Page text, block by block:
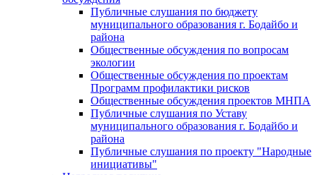
Публичные слушания по бюджету
муниципального образования г. Бодайбо и
района
Общественные обсуждения по вопросам
экологии
Общественные обсуждения по проектам
Программ профилактики рисков
Общественные обсуждения проектов МНПА
Публичные слушания по Уставу
муниципального образования г. Бодайбо и
района
Публичные слушания по проекту "Народные
инициативы"